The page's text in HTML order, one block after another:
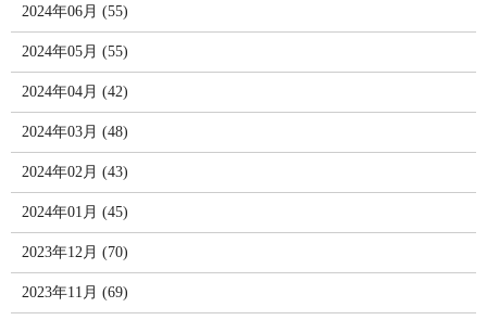
2024年06月 (55)
2024年05月 (55)
2024年04月 (42)
2024年03月 (48)
2024年02月 (43)
2024年01月 (45)
2023年12月 (70)
2023年11月 (69)